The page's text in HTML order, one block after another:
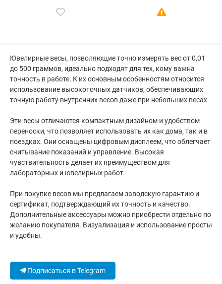
Ювелирные весы, позволяющие точно измерять вес от 0,01
до 500 граммов, идеально подходят для тех, кому важна
точность в работе. К их основным особенностям относится
использование высокоточных датчиков, обеспечивающих
точную работу внутренних весов даже при небольших весах.
Эти весы отличаются компактным дизайном и удобством
переноски, что позволяет использовать их как дома, так и в
поездках. Они оснащены цифровым дисплеем, что облегчает
считывание показаний и управление. Высокая
чувствительность делает их преимуществом для
лабораторных и ювелирных работ.
При покупке весов мы предлагаем заводскую гарантию и
сертификат, подтверждающий их точность и качество.
Дополнительные аксессуары можно приобрести отдельно по
желанию покупателя. Визуализация и использование просты
и удобны.
Подписаться в Telegram